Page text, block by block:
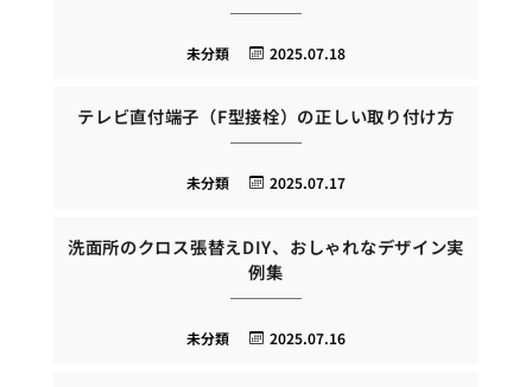
2025.07.18
未分類
テレビ直付端子（F型接栓）の正しい取り付け方
2025.07.17
未分類
洗面所のクロス張替えDIY、おしゃれなデザイン実
例集
2025.07.16
未分類